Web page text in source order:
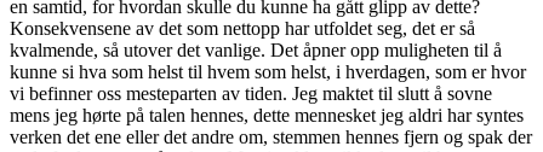
en samtid, for hvordan skulle du kunne ha gått glipp av dette?
Konsekvensene av det som nettopp har utfoldet seg, det er så
kvalmende, så utover det vanlige. Det åpner opp muligheten til å
kunne si hva som helst til hvem som helst, i hverdagen, som er hvor
vi befinner oss mesteparten av tiden. Jeg maktet til slutt å sovne
mens jeg hørte på talen hennes, dette mennesket jeg aldri har syntes
verken det ene eller det andre om, stemmen hennes fjern og spak der